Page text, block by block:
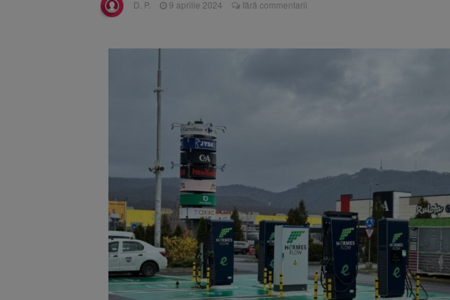
D. P. 9 aprilie 2024 fără commentarii